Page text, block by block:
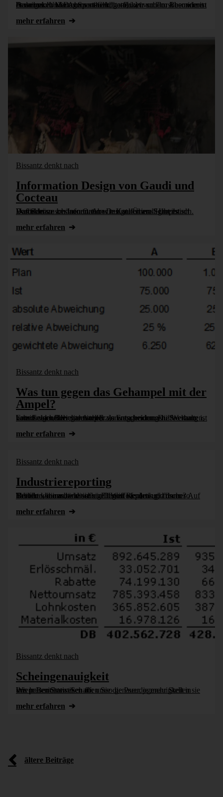
Dass man Unternehmen im Allgemeinen und im Besonderen besser nicht wie Autos steuert, hatten wir schon. Aber wie ist es umgekehrt? Das Sport-Chrono-Paket von Porsche nimmt Anleihen in Managementberichten [...]
mehr erfahren
Bissantz denkt nach
Information Design von Gaudi und
Cocteau
Das Schöne am Information Design: Überall gibt es Vorbilder zu bestaunen. Aber nur selten am Schreibtisch. Dafür an so schönen Orten wie Kataloniens Hauptstadt Barcelona.
mehr erfahren
Bissantz denkt nach
Was tun gegen das Gehampel mit der
Ampel?
Entscheider, die eine Ampel als Entscheidungshilfe erhalten, haben eigentlich nichts mehr zu entscheiden. Die Wertung ist bereits vom Berichtsersteller vorweggenommen. Sie kann vom Entscheider gar nicht [...]
mehr erfahren
Bissantz denkt nach
Industriereporting
Dürfen wir uns bald auf ein "Lean Reporting" freuen? Auf Berichte, die automatisch generiert werden und dann so bleiben können, wie sie sind? Weil sie dank grafischer Tabellen keine händischen Eingriffe [...]
mehr erfahren
Bissantz denkt nach
Scheingenauigkeit
Wir halten Statistiken für umso genauer, je mehr Stellen sie uns präsentieren. Schaffen Sie die Pseudogenauigkeit in Ihrem Berichtswesen ab.
mehr erfahren
ältere Beiträge